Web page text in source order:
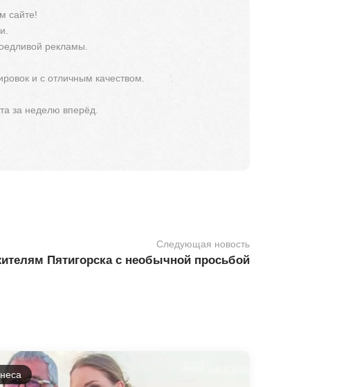
сайте!
рекламы.
и с отличным качеством.
за неделю вперёд.
Следующая новость
Пятигорска с необычной просьбой